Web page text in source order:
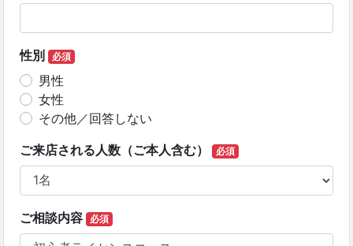
性別 必須
男性
女性
その他／回答しない
ご来店される人数（ご本人含む）
必須
ご相談内容 必須